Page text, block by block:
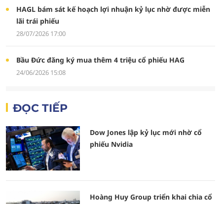
HAGL bám sát kế hoạch lợi nhuận kỷ lục nhờ được miễn
lãi trái phiếu
28/07/2026 17:00
Bầu Đức đăng ký mua thêm 4 triệu cổ phiếu HAG
24/06/2026 15:08
ĐỌC TIẾP
Dow Jones lập kỷ lục mới nhờ cổ
phiếu Nvidia
Hoàng Huy Group triển khai chia cổ